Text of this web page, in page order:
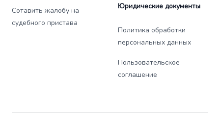
Сотавить жалобу на
судебного пристава
Юридические документы
Политика обработки
персональных данных
Пользовательское
соглашение